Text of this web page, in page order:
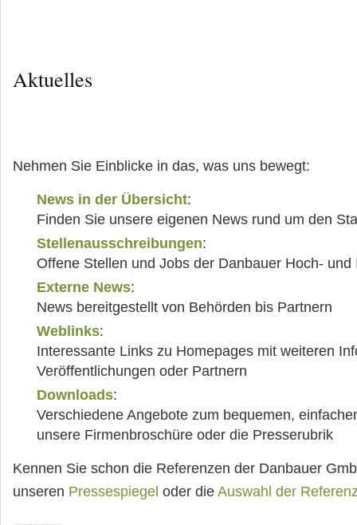
Aktuelles
Nehmen Sie Einblicke in das, was uns bewegt:
News in der Übersicht:
Finden Sie unsere eigenen News rund um den
Stellenausschreibungen:
Offene Stellen und Jobs der Danbauer Hoch-
Externe News:
News bereitgestellt von Behörden bis Partnern
Weblinks:
Interessante Links zu Homepages mit weiteren
Veröffentlichungen oder Partnern
Downloads:
Verschiedene Angebote zum bequemen,
unsere Firmenbroschüre oder die Presserubrik
Kennen Sie schon die Referenzen der Danbauer
unseren Pressespiegel oder die Auswahl der